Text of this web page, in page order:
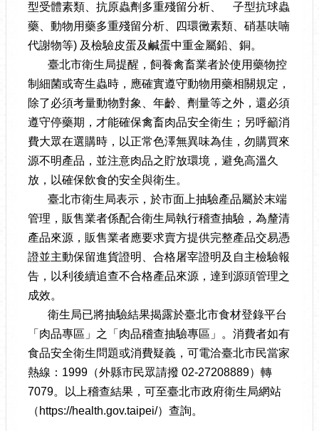
型受體素類、抗原蟲劑多重殘留分析、離子型抗球蟲
藥、動物用藥多重殘留分析、四環黴素類、硝基呋喃
代謝物等) 及檢驗皮蛋及鹹蛋中重金屬鉛、銅。
臺北市衛生局提醒，飼養禽畜業者於使用藥物控
制細菌或寄生蟲時，應確實遵守動物用藥相關規定，
除了必須考量動物對象、年齡、劑量等之外，還必須
遵守停藥期，才能確保禽畜肉品安全衛生；另呼籲消
費大眾在選購時，以正常色澤無異味為佳，勿購買來
源不明產品，並注意肉品之貯放環境，避免高溫久
放，以確保飲食的安全與衛生。
臺北市衛生局表示，於市面上抽驗產品屬於末端
管理，販售業者係配合衛生局執行稽查抽驗，為釐清
產品來源，販售業者應要求賣方提供完整產品交易憑
證並主動保留進貨證明、合格屠宰證明及自主檢驗報
告，以利後續追查不合格產品來源，達到源頭管理之
成效。
衛生局已將抽驗結果揭露於臺北市食材登錄平台
「肉品專區」之「肉品稽查抽驗專區」。消費者如有
食品安全衛生問題或消費疑義，可電洽臺北市民當家
熱線：1999（外縣市民眾請撥 02-27208889）轉
7079。以上稽查結果，可至臺北市政府衛生局網站
（https://health.gov.taipei/）查詢。